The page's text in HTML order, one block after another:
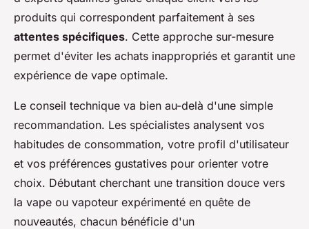
produits qui correspondent parfaitement à ses
attentes spécifiques. Cette approche sur-mesure
permet d'éviter les achats inappropriés et garantit une
expérience de vape optimale.
Le conseil technique va bien au-delà d'une simple
recommandation. Les spécialistes analysent vos
habitudes de consommation, votre profil d'utilisateur
et vos préférences gustatives pour orienter votre
choix. Débutant cherchant une transition douce vers
la vape ou vapoteur expérimenté en quête de
nouveautés, chacun bénéficie d'un